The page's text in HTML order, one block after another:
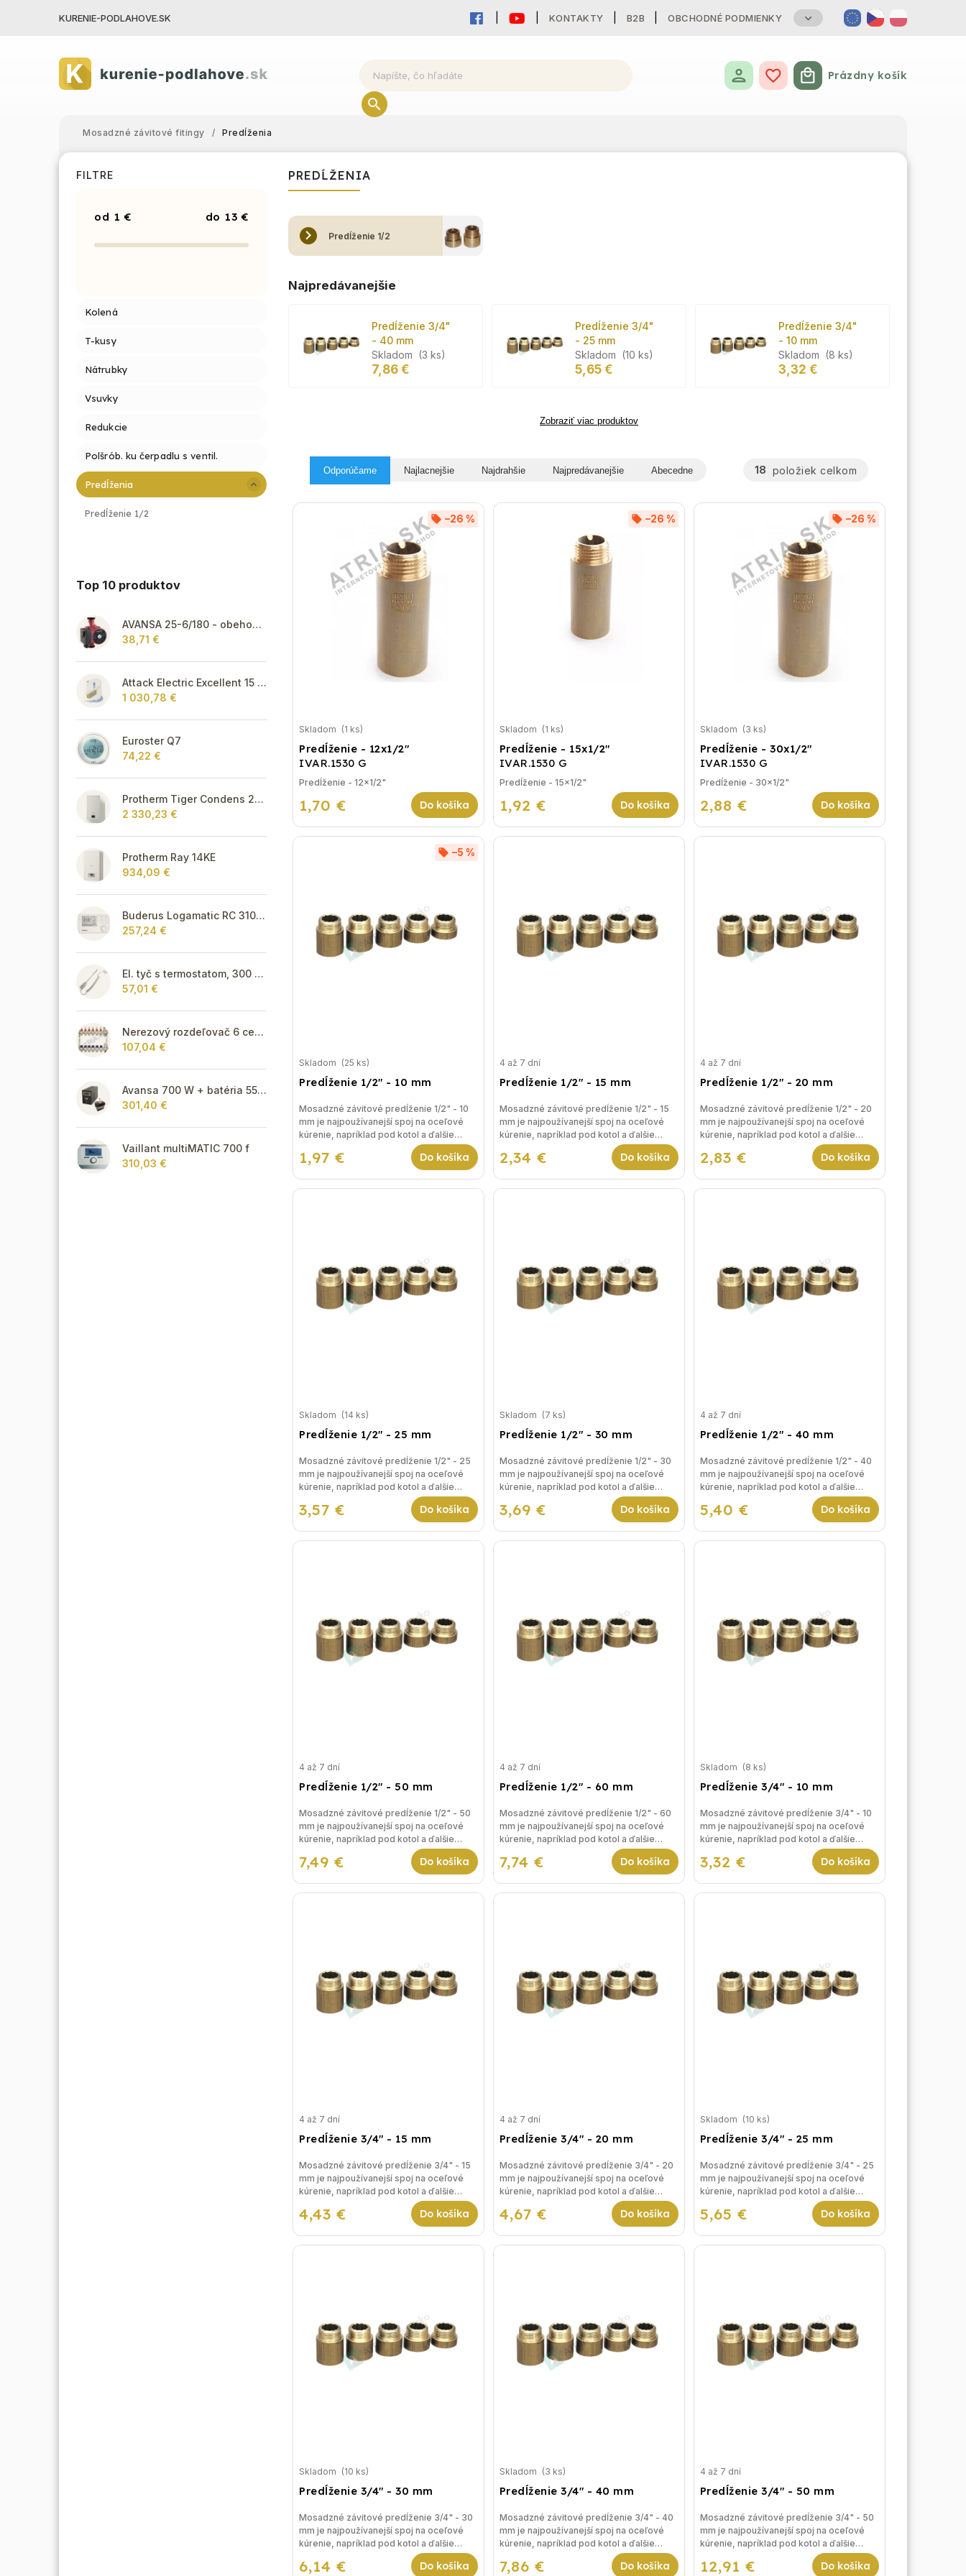
KURENIE-PODLAHOVE.SK KONTAKTY B2B OBCHODNÉ PODMIENKY
Nákupný košík
Prázdny košík
Mosadzné závitové fitingy / Predĺženia
FILTRE
1 € 13 €
Kolená
T-kusy
Nátrubky
Vsuvky
Redukcie
Polšrób. ku čerpadlu s ventil.
Predĺženia
Predĺženie 1/2
Top 10 produktov
AVANSA 25-6/180 - obehové čerpadlo, pripojovací závit 6/4"
38,71 €
Attack Electric Excellent 15 kW
1 030,78 €
Euroster Q7
74,22 €
Protherm Tiger Condens 20/26 KKZ 42
2 330,23 €
Protherm Ray 14KE
934,09 €
Buderus Logamatic RC 310 s FA snímačom,biely
257,24 €
El. tyč s termostatom, 300 W - biela
57,01 €
Nerezový rozdeľovač 6 cestný pre podlahové vykurovanie
107,04 €
Avansa 700 W + batéria 55Ah
301,40 €
Vaillant multiMATIC 700 f
310,03 €
PREDĹŽENIA
Predĺženie 1/2
Najpredávanejšie
Predĺženie 3/4"
- 40 mm
Skladom (3 ks)
7,86 €
Predĺženie 3/4"
- 25 mm
Skladom (10 ks)
5,65 €
Predĺženie 3/4"
- 10 mm
Skladom (8 ks)
3,32 €
Zobraziť viac produktov
Odporúčame Najlacnejšie Najdrahšie Najpredávanejšie Abecedne 18 položiek celkom
Predĺženie - 12x1/2"
IVAR.1530 G
–26 %
Skladom (1 ks)
1,70 € Do košíka
Predĺženie - 12x1/2"
Predĺženie - 15x1/2"
IVAR.1530 G
–26 %
Skladom (1 ks)
1,92 € Do košíka
Predĺženie - 15x1/2"
Predĺženie - 30x1/2"
IVAR.1530 G
–26 %
Skladom (3 ks)
2,88 € Do košíka
Predĺženie - 30x1/2"
Predĺženie 1/2" - 10 mm
–5 %
Skladom (25 ks)
1,97 € Do košíka
Mosadzné závitové predĺženie 1/2" - 10
mm je najpoužívanejší spoj na oceľové
kúrenie, napríklad pod kotol a ďalšie
Predĺženie 1/2" - 15 mm
4 až 7 dní
2,34 € Do košíka
Mosadzné závitové predĺženie 1/2" - 15
mm je najpoužívanejší spoj na oceľové
kúrenie, napríklad pod kotol a ďalšie
Predĺženie 1/2" - 20 mm
4 až 7 dní
2,83 € Do košíka
Mosadzné závitové predĺženie 1/2" - 20
mm je najpoužívanejší spoj na oceľové
kúrenie, napríklad pod kotol a ďalšie
Predĺženie 1/2" - 25 mm
Skladom (14 ks)
3,57 € Do košíka
Mosadzné závitové predĺženie 1/2" - 25
mm je najpoužívanejší spoj na oceľové
kúrenie, napríklad pod kotol a ďalšie
Predĺženie 1/2" - 30 mm
Skladom (7 ks)
3,69 € Do košíka
Mosadzné závitové predĺženie 1/2" - 30
mm je najpoužívanejší spoj na oceľové
kúrenie, napríklad pod kotol a ďalšie
Predĺženie 1/2" - 40 mm
4 až 7 dní
5,40 € Do košíka
Mosadzné závitové predĺženie 1/2" - 40
mm je najpoužívanejší spoj na oceľové
kúrenie, napríklad pod kotol a ďalšie
Predĺženie 1/2" - 50 mm
4 až 7 dní
7,49 € Do košíka
Mosadzné závitové predĺženie 1/2" - 50
mm je najpoužívanejší spoj na oceľové
kúrenie, napríklad pod kotol a ďalšie
Predĺženie 1/2" - 60 mm
4 až 7 dní
7,74 € Do košíka
Mosadzné závitové predĺženie 1/2" - 60
mm je najpoužívanejší spoj na oceľové
kúrenie, napríklad pod kotol a ďalšie
Predĺženie 3/4" - 10 mm
Skladom (8 ks)
3,32 € Do košíka
Mosadzné závitové predĺženie 3/4" - 10
mm je najpoužívanejší spoj na oceľové
kúrenie, napríklad pod kotol a ďalšie
Predĺženie 3/4" - 15 mm
4 až 7 dní
4,43 € Do košíka
Mosadzné závitové predĺženie 3/4" - 15
mm je najpoužívanejší spoj na oceľové
kúrenie, napríklad pod kotol a ďalšie
Predĺženie 3/4" - 20 mm
4 až 7 dní
4,67 € Do košíka
Mosadzné závitové predĺženie 3/4" - 20
mm je najpoužívanejší spoj na oceľové
kúrenie, napríklad pod kotol a ďalšie
Predĺženie 3/4" - 25 mm
Skladom (10 ks)
5,65 € Do košíka
Mosadzné závitové predĺženie 3/4" - 25
mm je najpoužívanejší spoj na oceľové
kúrenie, napríklad pod kotol a ďalšie
Predĺženie 3/4" - 30 mm
Skladom (10 ks)
6,14 € Do košíka
Mosadzné závitové predĺženie 3/4" - 30
mm je najpoužívanejší spoj na oceľové
kúrenie, napríklad pod kotol a ďalšie
Predĺženie 3/4" - 40 mm
Skladom (3 ks)
7,86 € Do košíka
Mosadzné závitové predĺženie 3/4" - 40
mm je najpoužívanejší spoj na oceľové
kúrenie, napríklad pod kotol a ďalšie
Predĺženie 3/4" - 50 mm
4 až 7 dní
12,91 € Do košíka
Mosadzné závitové predĺženie 3/4" - 50
mm je najpoužívanejší spoj na oceľové
kúrenie, napríklad pod kotol a ďalšie